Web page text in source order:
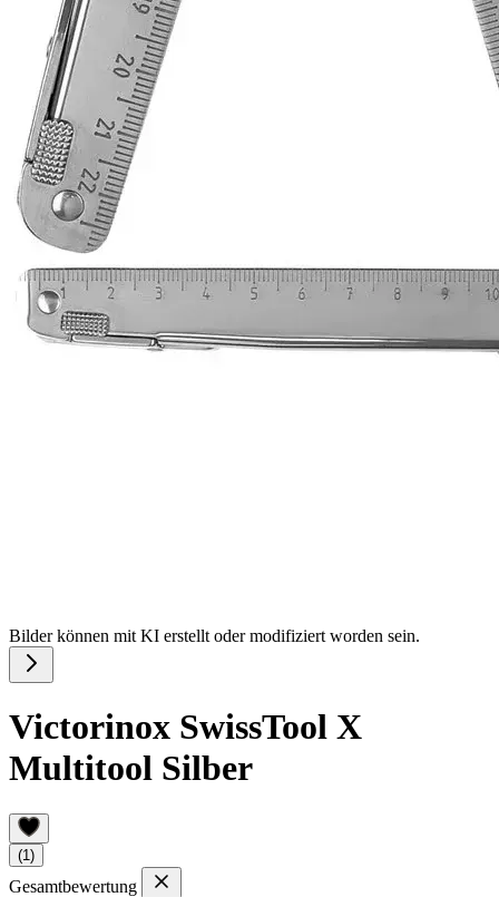
Bilder können mit KI erstellt oder modifiziert worden sein.
Victorinox SwissTool X
Multitool Silber
(1)
Gesamtbewertung